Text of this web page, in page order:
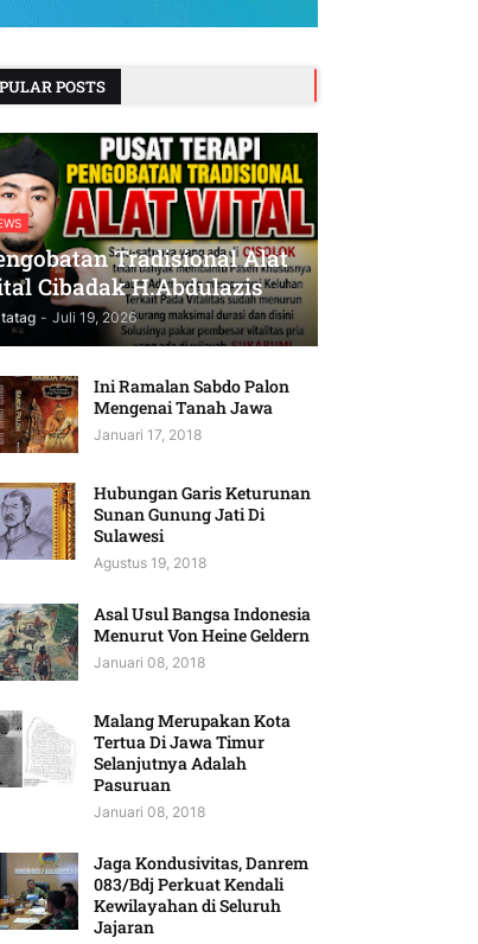
POSTS
Tradisional Alat
Cibadak H.Abdulazis
tatag - Juli 19, 2026
Ini Ramalan Sabdo Palon
Mengenai Tanah Jawa
Januari 17, 2018
Hubungan Garis Keturunan
Sunan Gunung Jati Di
Sulawesi
Agustus 19, 2018
Asal Usul Bangsa Indonesia
Menurut Von Heine Geldern
Januari 08, 2018
Malang Merupakan Kota
Tertua Di Jawa Timur
Selanjutnya Adalah
Pasuruan
Januari 08, 2018
Jaga Kondusivitas, Danrem
083/Bdj Perkuat Kendali
Kewilayahan di Seluruh
Jajaran